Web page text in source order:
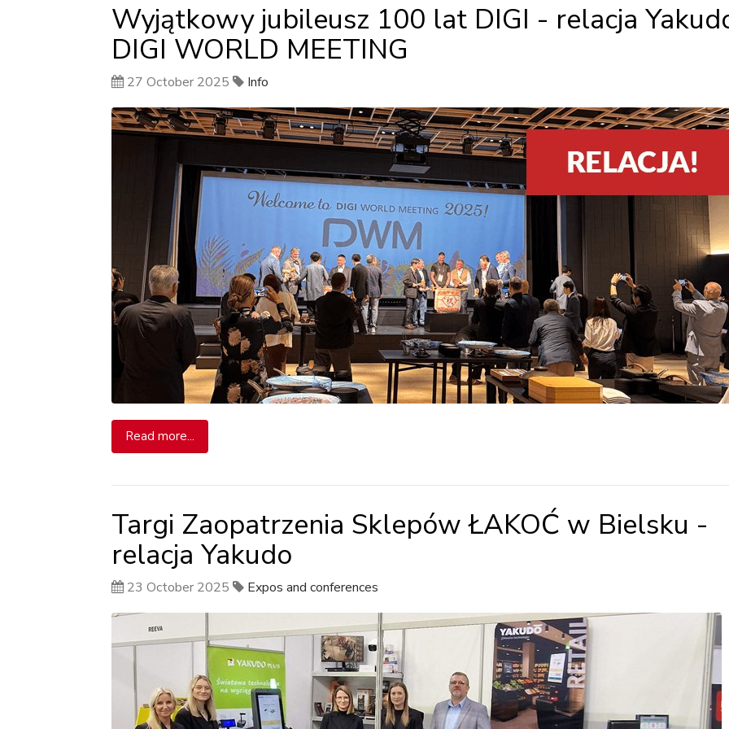
Wyjątkowy jubileusz 100 lat DIGI - relacja
DIGI WORLD MEETING
27 October 2025 Info
Read more...
Targi Zaopatrzenia Sklepów ŁAKOĆ w Bielsku -
relacja Yakudo
23 October 2025 Expos and conferences